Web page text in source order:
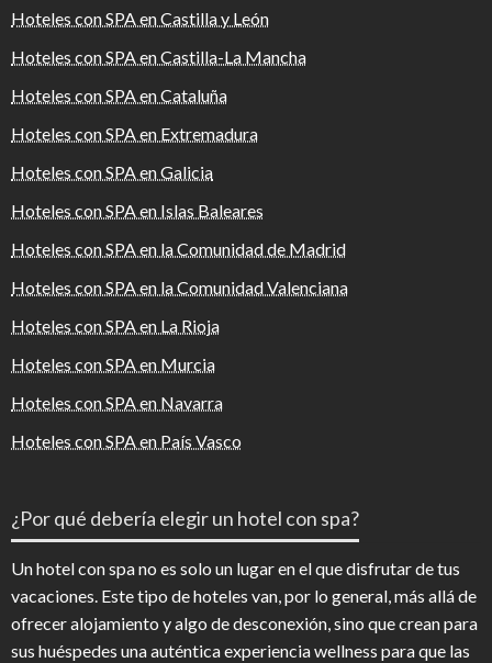
Hoteles con SPA en Castilla y León
Hoteles con SPA en Castilla-La Mancha
Hoteles con SPA en Cataluña
Hoteles con SPA en Extremadura
Hoteles con SPA en Galicia
Hoteles con SPA en Islas Baleares
Hoteles con SPA en la Comunidad de Madrid
Hoteles con SPA en la Comunidad Valenciana
Hoteles con SPA en La Rioja
Hoteles con SPA en Murcia
Hoteles con SPA en Navarra
Hoteles con SPA en País Vasco
¿Por qué debería elegir un hotel con spa?
Un hotel con spa no es solo un lugar en el que disfrutar de tus
vacaciones. Este tipo de hoteles van, por lo general, más allá de
ofrecer alojamiento y algo de desconexión, sino que crean para
sus huéspedes una auténtica experiencia wellness para que las